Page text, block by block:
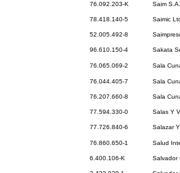
76.092.203-K Saim S.A.
78.418.140-5 Saimic
52.005.492-8
96.610.150-4 Sakata
76.065.069-2 Sala
76.044.405-7 Sala
76.207.660-8 Sala
77.594.330-0 Salas Y
77.726.840-6 Salazar
76.860.650-1 Salud
6.400.106-K Salvador